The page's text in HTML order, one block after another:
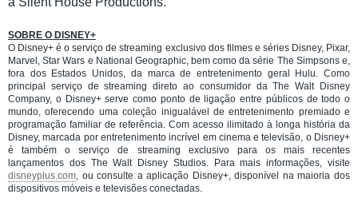
SOBRE O DISNEY+
O Disney+ é o serviço de streaming exclusivo dos filmes e séries Disney, Pixar,
Marvel, Star Wars e National Geographic, bem como da série The Simpsons e,
fora dos Estados Unidos, da marca de entretenimento geral Hulu. Como
principal serviço de streaming direto ao consumidor da The Walt Disney
Company, o Disney+ serve como ponto de ligação entre públicos de todo o
mundo, oferecendo uma coleção inigualável de entretenimento premiado e
programação familiar de referência. Com acesso ilimitado à longa história da
Disney, marcada por entretenimento incrível em cinema e televisão, o Disney+
é também o serviço de streaming exclusivo para os mais recentes
lançamentos dos The Walt Disney Studios. Para mais informações, visite
disneyplus.com , ou consulte a aplicação Disney+, disponível na maioria dos
dispositivos móveis e televisões conectadas.